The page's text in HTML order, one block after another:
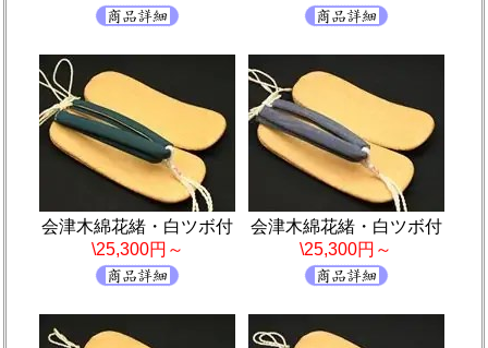
会津木綿花緒・白ツボ付
\25,300円～
会津木綿花緒・白ツボ付
\25,300円～